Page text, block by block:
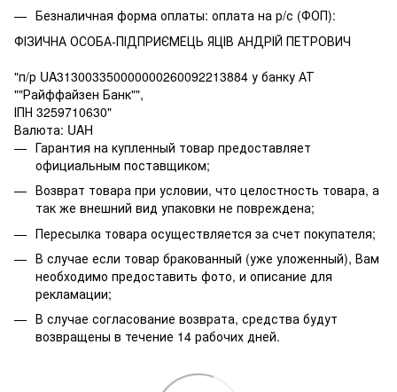
Безналичная форма оплаты: оплата на р/с (ФОП):
ФІЗИЧНА ОСОБА-ПІДПРИЄМЕЦЬ ЯЦІВ АНДРІЙ ПЕТРОВИЧ
"п/р UA313003350000000260092213884 у банку АТ
""Райффайзен Банк"",
ІПН 3259710630"
Валюта: UAH
Гарантия на купленный товар предоставляет
официальным поставщиком;
Возврат товара при условии, что целостность товара, а
так же внешний вид упаковки не повреждена;
Пересылка товара осуществляется за счет покупателя;
В случае если товар бракованный (уже уложенный), Вам
необходимо предоставить фото, и описание для
рекламации;
В случае согласование возврата, средства будут
возвращены в течение 14 рабочих дней.